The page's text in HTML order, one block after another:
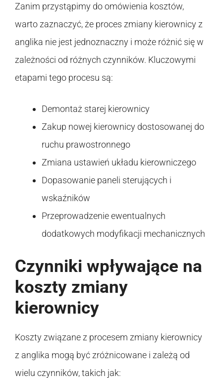
Zanim przystąpimy do omówienia kosztów,
warto zaznaczyć, że proces zmiany kierownicy z
anglika nie jest jednoznaczny i może różnić się w
zależności od różnych czynników. Kluczowymi
etapami tego procesu są:
Demontaż starej kierownicy
Zakup nowej kierownicy dostosowanej do
ruchu prawostronnego
Zmiana ustawień układu kierowniczego
Dopasowanie paneli sterujących i
wskaźników
Przeprowadzenie ewentualnych
dodatkowych modyfikacji mechanicznych
Czynniki wpływające na
koszty zmiany
kierownicy
Koszty związane z procesem zmiany kierownicy
z anglika mogą być zróżnicowane i zależą od
wielu czynników, takich jak: